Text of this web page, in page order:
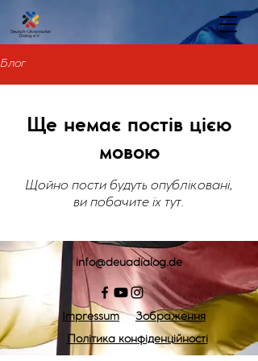
Блог
Ще немає постів цією
мовою
Щойно пости будуть опубліковані,
ви побачите їх тут.
info@deuadialog.de
Impressum
Зображення
Політика конфіденційності